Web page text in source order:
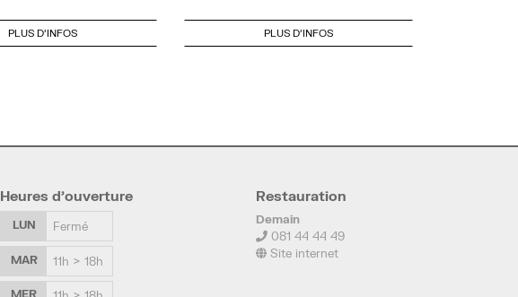
PLUS D'INFOS PLUS D'INFOS
Heures d’ouverture
LUN Fermé
MAR 11h > 18h
MER
Restauration
Demain
081 44 44 49
Site internet